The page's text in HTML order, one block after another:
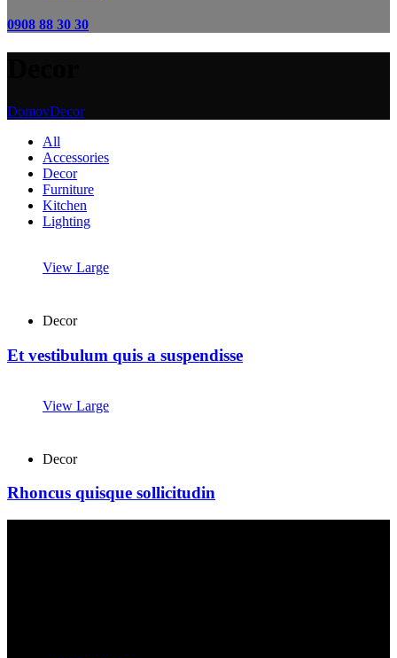
0908 88 30 30
DomovDecor
All
Accessories
Decor
Furniture
Kitchen
Lighting
View Large
Decor
Et vestibulum quis a suspendisse
View Large
Decor
Rhoncus quisque sollicitudin